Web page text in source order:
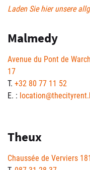
Laden Sie hier unsere
Malmedy
Avenue du Pont de
17
T. +32 80 77 11 52
E. :
Theux
Chaussée de Verviers